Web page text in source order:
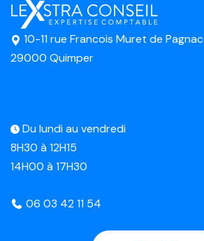
10-11 rue Francois Muret de Pagnac
29000 Quimper
Du lundi au vendredi
8H30 à 12H15
14H00 à 17H30
06 03 42 11 54